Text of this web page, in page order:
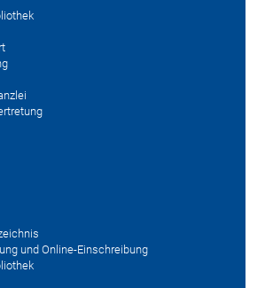
und Online-Einschreibung